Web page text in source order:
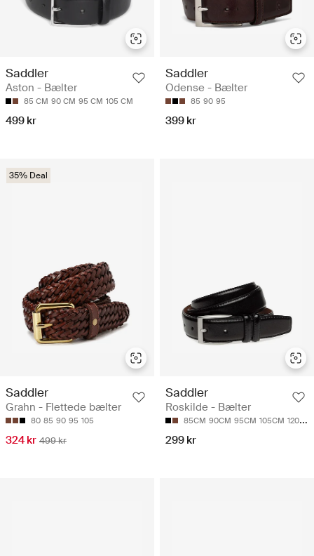
Saddler
Aston - Bælter
85 CM 90 CM 95 CM 105 CM
499 kr
Saddler
Odense - Bælter
85 90 95
399 kr
35% Deal
Saddler
Grahn - Flettede bælter
80 85 90 95 105
324 kr 499 kr
Saddler
Roskilde - Bælter
85CM 90CM 95CM 105CM 120CM
299 kr